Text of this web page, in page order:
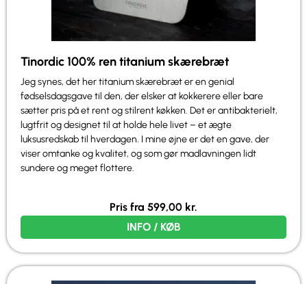
Tinordic 100% ren titanium skærebræt
Jeg synes, det her titanium skærebræt er en genial
fødselsdagsgave til den, der elsker at kokkerere eller bare
sætter pris på et rent og stilrent køkken. Det er antibakterielt,
lugtfrit og designet til at holde hele livet – et ægte
luksusredskab til hverdagen. I mine øjne er det en gave, der
viser omtanke og kvalitet, og som gør madlavningen lidt
sundere og meget flottere.
Pris fra 599,00 kr.
INFO / KØB